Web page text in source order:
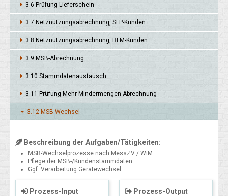
3.6 Prüfung Liefer­schein
3.7 Netz­nutzungs­abrechnung, SLP-Kunden
3.8 Netz­nutzungs­abrechnung, RLM-Kunden
3.9 MSB-Abrechnung
3.10 Stammdaten­austausch
3.11 Prüfung Mehr-Minder­mengen-Abrech­nung
3.12 MSB-Wechsel
Beschreibung der Aufgaben/Tätigkeiten:
MSB-Wechselprozesse nach MessZV / WiM
Pflege der MSB-/Kundenstammdaten
Ggf. Verarbeitung Gerätewechsel
Prozess-Input Prozess-Output